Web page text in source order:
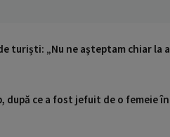
turiști: „Nu ne aşteptam chiar la
ce a fost jefuit de o femeie